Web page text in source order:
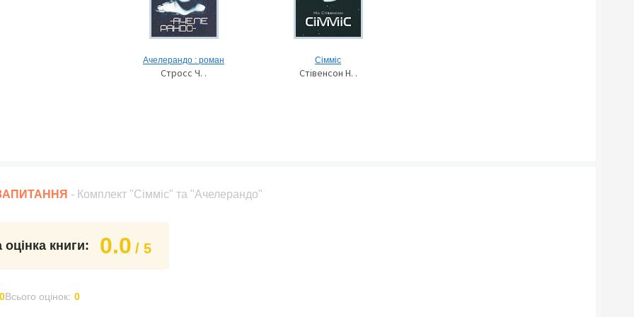
Ачелерандо : роман
Стросс Ч. .
Сімміс
Стівенсон Н. .
- Комплект "Сімміс" та "Ачелерандо"
оцінка книги: 0.0 / 5
0Всього оцінок: 0